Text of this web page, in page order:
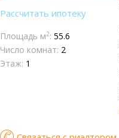
Рассчитать ипотеку
Площадь м2: 55.6
Число комнат: 2
Этаж: 1